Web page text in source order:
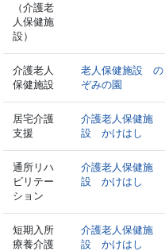
（介護老
人保健施
設）
介護老人
保健施設
老人保健施設 の
ぞみの園
居宅介護
支援
介護老人保健施
設 かけはし
通所リハ
ビリテー
ション
介護老人保健施
設 かけはし
短期入所
療養介護
介護老人保健施
設 かけはし